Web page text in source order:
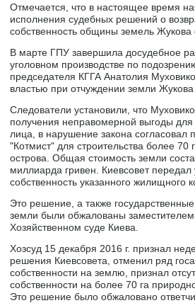
Отмечается, что в настоящее время
исполнения судебных решений о
собственность общины земель Жукова
В марте ГПУ завершила досудебное
уголовном производстве по
председателя КГГА Анатолия
властью при отчуждении земли Жукова
Следователи установили, что
получения неправомерной выгоды для
лица, в нарушение закона согласовал
"Котмист" для строительства более 70
острова. Общая стоимость земли
миллиарда гривен. Киевсовет
собственность указанного жилищного
Это решение, а также
земли были обжалованы заместителем
Хозяйственном суде Киева.
Хозсуд 15 декабря 2016 г. признал
решения Киевсовета, отменил ряд
собственности на землю, признал
собственности на более 70 га
Это решение было обжаловано